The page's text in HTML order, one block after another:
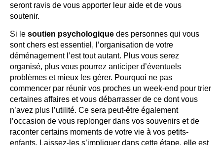
seront ravis de vous apporter leur aide et de vous
soutenir.
Si le soutien psychologique des personnes qui vous
sont chers est essentiel, l’organisation de votre
déménagement l’est tout autant. Plus vous serez
organisé, plus vous pourrez anticiper d’éventuels
problèmes et mieux les gérer. Pourquoi ne pas
commencer par réunir vos proches un week-end pour trier
certaines affaires et vous débarrasser de ce dont vous
n’avez plus l’utilité. Ce sera peut-être également
l’occasion de vous replonger dans vos souvenirs et de
raconter certains moments de votre vie à vos petits-
enfants. Laissez-les s’impliquer dans cette étape, elle est